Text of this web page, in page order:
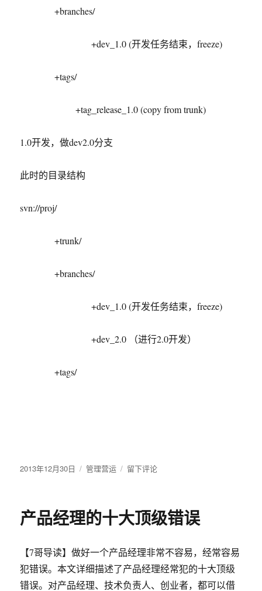
+branches/
+dev_1.0 (开发任务结束，freeze)
+tags/
+tag_release_1.0 (copy from trunk)
1.0开发，做dev2.0分支
此时的目录结构
svn://proj/
+trunk/
+branches/
+dev_1.0 (开发任务结束，freeze)
+dev_2.0 （进行2.0开发）
+tags/
发
2013年12月30日
分
管理营运
于
branch
的
用
法
留下评论
产品经理的十大顶级错误
【7哥导读】做好一个产品经理非常不容易，经常容易
犯错误。本文详细描述了产品经理经常犯的十大顶级
错误。对产品经理、技术负责人、创业者，都可以借